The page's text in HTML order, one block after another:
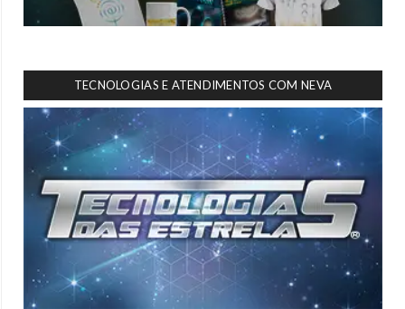
TECNOLOGIAS E ATENDIMENTOS COM NEVA